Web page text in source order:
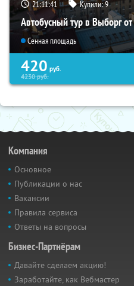
21:11:40 Купили:9
Автобусный тур в Выборг
Сенная площадь
420 руб.
4230руб.
Компания
Основное
Публикации о нас
Вакансии
Правила сервиса
Ответы на вопросы
Бизнес-Партнёрам
Давайте сделаем акцию!
Заработайте, как Вебмастер